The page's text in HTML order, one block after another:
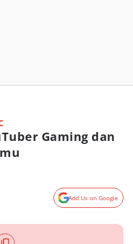
Gaming dan
Add Us on Google